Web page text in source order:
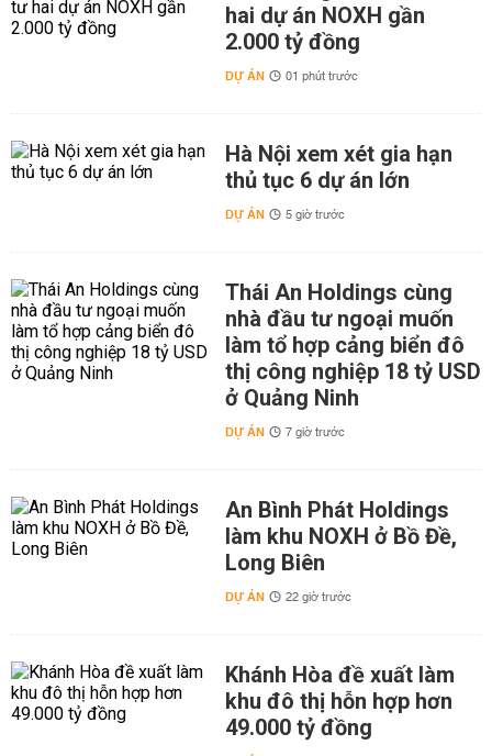
hai dự án NOXH gần
2.000 tỷ đồng
DỰ ÁN 01 phút trước
Hà Nội xem xét gia hạn
thủ tục 6 dự án lớn
DỰ ÁN 5 giờ trước
Thái An Holdings cùng
nhà đầu tư ngoại muốn
làm tổ hợp cảng biển đô
thị công nghiệp 18 tỷ USD
ở Quảng Ninh
DỰ ÁN 7 giờ trước
An Bình Phát Holdings
làm khu NOXH ở Bồ Đề,
Long Biên
DỰ ÁN 22 giờ trước
Khánh Hòa đề xuất làm
khu đô thị hỗn hợp hơn
49.000 tỷ đồng